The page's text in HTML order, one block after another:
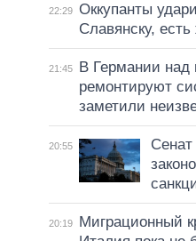
22:29 Оккупанты
Славянску,
21:45
В Германии над
ремонтируют
заметили
20:55
20:19
Миграционный